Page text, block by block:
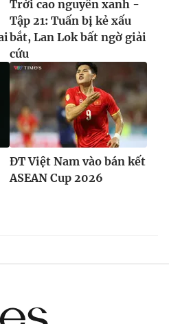
Trời cao nguyên xanh -
Tập 21: Tuấn bị kẻ xấu
bắt, Lan Lok bất ngờ giải
cứu
ĐT Việt Nam vào bán kết
ASEAN Cup 2026